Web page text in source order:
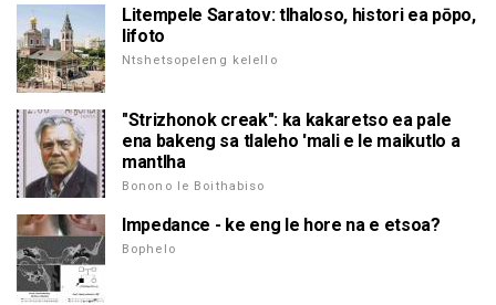
Litempele Saratov: tlhaloso, histori ea pōpo,
lifoto
Ntshetsopeleng kelello
"Strizhonok creak": ka kakaretso ea pale
ena bakeng sa tlaleho 'mali e le maikutlo a
mantlha
Bonono le Boithabiso
Impedance - ke eng le hore na e etsoa?
Bophelo